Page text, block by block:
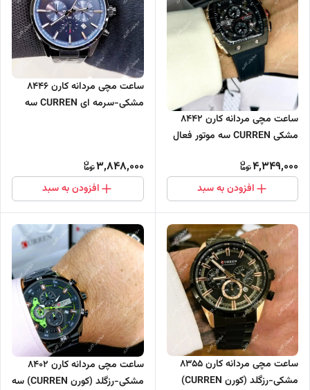
ساعت مچی مردانه کارن 8442
مشکی CURREN سه موتور فعال
4,349,000
افزودن به سبد
ساعت مچی مردانه کارن 8446
مشکی-سرمه ای CURREN سه
3,848,000
افزودن به سبد
ساعت مچی مردانه کارن 8355
مشکی-رزگلد (کورن CURREN)
ساعت مچی مردانه کارن 8402
مشکی-رزگلد (کورن CURREN) سه